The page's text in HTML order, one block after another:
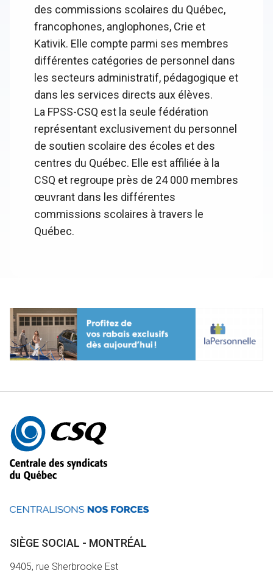
des commissions scolaires du Québec,
francophones, anglophones, Crie et
Kativik. Elle compte parmi ses membres
différentes catégories de personnel dans
les secteurs administratif, pédagogique et
dans les services directs aux élèves.
La FPSS-CSQ est la seule fédération
représentant exclusivement du personnel
de soutien scolaire des écoles et des
centres du Québec. Elle est affiliée à la
CSQ et regroupe près de 24 000 membres
œuvrant dans les différentes
commissions scolaires à travers le
Québec.
Autres
informations
SIÈGE SOCIAL - MONTRÉAL
9405, rue Sherbrooke Est